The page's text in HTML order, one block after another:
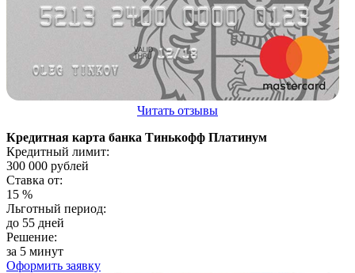
Читать отзывы
Кредитная карта банка Тинькофф Платинум
Кредитный лимит:
300 000 рублей
Ставка от:
15 %
Льготный период:
до 55 дней
Решение:
за 5 минут
Оформить заявку